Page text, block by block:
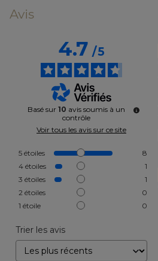
Avis
4.7/5
Basé sur 10 avis soumis à un
contrôle
Voir tous les avis sur ce site
5 étoiles
8
4 étoiles
1
3 étoiles
1
2 étoiles
0
1 étoile 0
Trier les avis